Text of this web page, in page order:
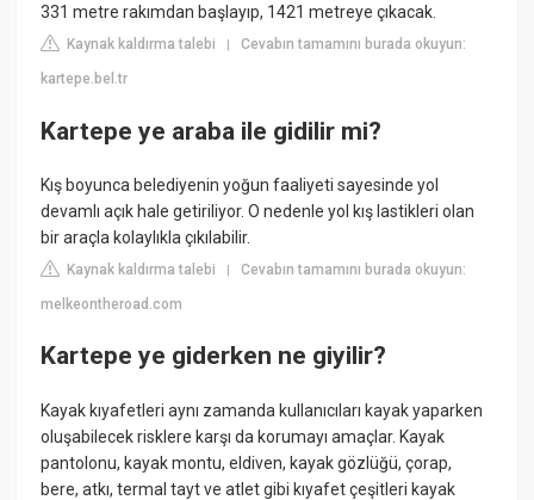
331 metre rakımdan başlayıp, 1421 metreye çıkacak.
Kaynak kaldırma talebi |Cevabın tamamını burada okuyun:
kartepe.bel.tr
Kartepe ye araba ile gidilir mi?
Kış boyunca belediyenin yoğun faaliyeti sayesinde yol
devamlı açık hale getiriliyor. O nedenle yol kış lastikleri olan
bir araçla kolaylıkla çıkılabilir.
Kaynak kaldırma talebi |Cevabın tamamını burada okuyun:
melkeontheroad.com
Kartepe ye giderken ne giyilir?
Kayak kıyafetleri aynı zamanda kullanıcıları kayak yaparken
oluşabilecek risklere karşı da korumayı amaçlar. Kayak
pantolonu, kayak montu, eldiven, kayak gözlüğü, çorap,
bere, atkı, termal tayt ve atlet gibi kıyafet çeşitleri kayak